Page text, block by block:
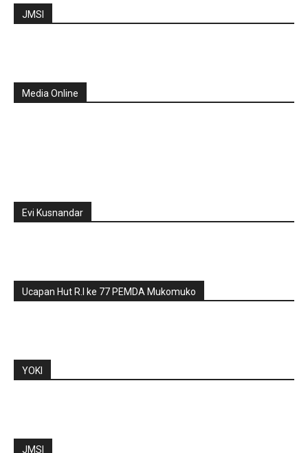
JMSI
Media Online
Evi Kusnandar
Ucapan Hut R.I ke 77 PEMDA Mukomuko
YOKI
JMSI